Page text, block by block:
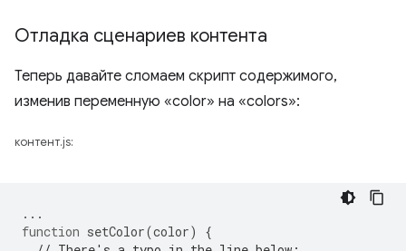
Отладка сценариев контента
Теперь давайте сломаем скрипт содержимого,
изменив переменную «color» на «colors»:
контент.js:
...
function setColor(color)
{